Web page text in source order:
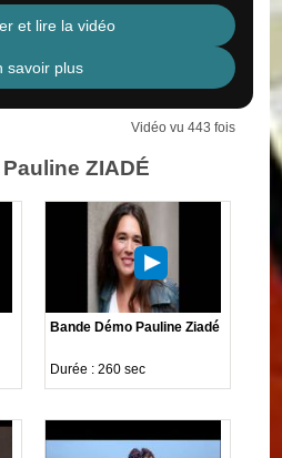
et lire la vidéo
savoir plus
Vidéo vu 443 fois
ZIADÉ
Bande Démo Pauline Ziadé
Durée : 260 sec